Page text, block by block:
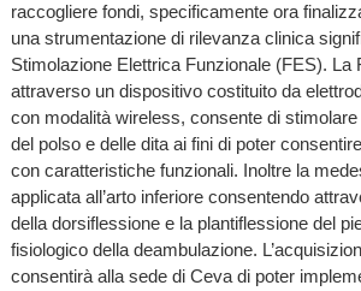
raccogliere fondi, specificamente ora
una strumentazione di rilevanza clinica
Stimolazione Elettrica Funzionale (FES). La
attraverso un dispositivo costituito da
con modalità wireless, consente di
del polso e delle dita ai fini di poter
con caratteristiche funzionali. Inoltre la
applicata all’arto inferiore consentendo
della dorsiflessione e la plantiflessione del
fisiologico della deambulazione.
consentirà alla sede di Ceva di poter